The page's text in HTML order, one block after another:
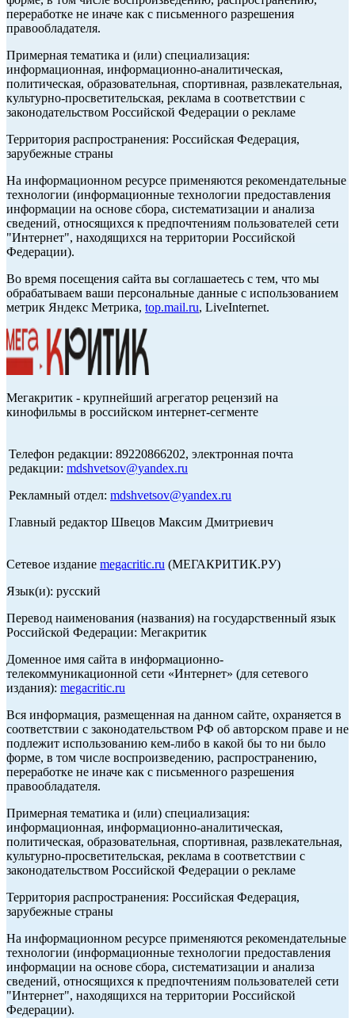
переработке не иначе как с письменного разрешения
правообладателя.
Примерная тематика и (или) специализация:
информационная, информационно-аналитическая,
политическая, образовательная, спортивная, развлекательная,
культурно-просветительская, реклама в соответствии с
законодательством Российской Федерации о рекламе
Территория распространения: Российская Федерация,
зарубежные страны
На информационном ресурсе применяются рекомендательные
технологии (информационные технологии предоставления
информации на основе сбора, систематизации и анализа
сведений, относящихся к предпочтениям пользователей сети
"Интернет", находящихся на территории Российской
Федерации).
Во время посещения сайта вы соглашаетесь с тем, что мы
обрабатываем ваши персональные данные с использованием
метрик Яндекс Метрика, top.mail.ru, LiveInternet.
Мегакритик - крупнейший агрегатор рецензий на
кинофильмы в российском интернет-сегменте
Телефон редакции: 89220866202, электронная почта
редакции: mdshvetsov@yandex.ru
Рекламный отдел: mdshvetsov@yandex.ru
Главный редактор Швецов Максим Дмитриевич
Сетевое издание megacritic.ru (МЕГАКРИТИК.РУ)
Язык(и): русский
Перевод наименования (названия) на государственный язык
Российской Федерации: Мегакритик
Доменное имя сайта в информационно-
телекоммуникационной сети «Интернет» (для сетевого
издания): megacritic.ru
Вся информация, размещенная на данном сайте, охраняется в
соответствии с законодательством РФ об авторском праве и не
подлежит использованию кем-либо в какой бы то ни было
форме, в том числе воспроизведению, распространению,
переработке не иначе как с письменного разрешения
правообладателя.
Примерная тематика и (или) специализация:
информационная, информационно-аналитическая,
политическая, образовательная, спортивная, развлекательная,
культурно-просветительская, реклама в соответствии с
законодательством Российской Федерации о рекламе
Территория распространения: Российская Федерация,
зарубежные страны
На информационном ресурсе применяются рекомендательные
технологии (информационные технологии предоставления
информации на основе сбора, систематизации и анализа
сведений, относящихся к предпочтениям пользователей сети
"Интернет", находящихся на территории Российской
Федерации).